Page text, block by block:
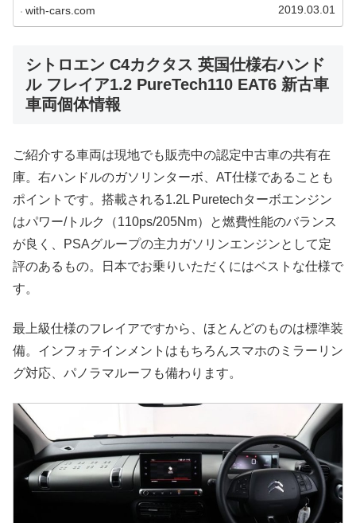
with-cars.com 2019.03.01
シトロエン C4カクタス 英国仕様右ハンド
ル フレイア1.2 PureTech110 EAT6 新古車
車両個体情報
ご紹介する車両は現地でも販売中の認定中古車の共有在
庫。右ハンドルのガソリンターボ、AT仕様であることも
ポイントです。搭載される1.2L Puretechターボエンジン
はパワー/トルク（110ps/205Nm）と燃費性能のバランス
が良く、PSAグループの主力ガソリンエンジンとして定
評のあるもの。日本でお乗りいただくにはベストな仕様で
す。
最上級仕様のフレイアですから、ほとんどのものは標準装
備。インフォテインメントはもちろんスマホのミラーリン
グ対応、パノラマルーフも備わります。